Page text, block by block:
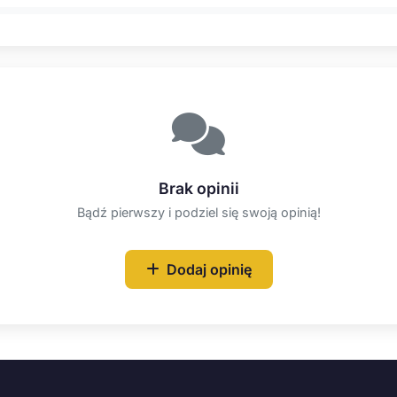
Brak opinii
Bądź pierwszy i podziel się swoją opinią!
Dodaj opinię